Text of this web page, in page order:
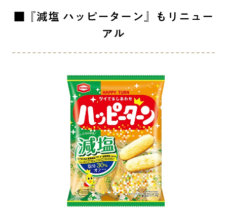
■『減塩 ハッピーターン』もリニュー
アル